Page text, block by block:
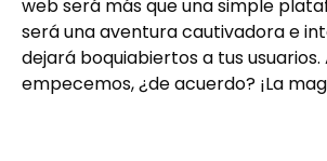
web será más que una simple
será una aventura cautivadora e
dejará boquiabiertos a tus usuarios.
empecemos, ¿de acuerdo? ¡La